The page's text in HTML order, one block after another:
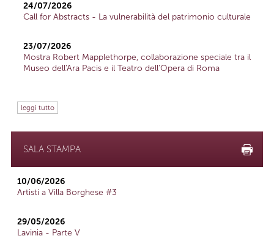
24/07/2026
Call for Abstracts - La vulnerabilità del patrimonio culturale
23/07/2026
Mostra Robert Mapplethorpe, collaborazione speciale tra il
Museo dell'Ara Pacis e il Teatro dell'Opera di Roma
leggi tutto
SALA STAMPA
10/06/2026
Artisti a Villa Borghese #3
29/05/2026
Lavinia - Parte V